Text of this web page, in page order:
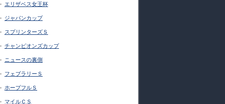
エリザベス女王杯
ジャパンカップ
スプリンターズＳ
チャンピオンズカップ
ニュースの裏側
フェブラリーＳ
ホープフルＳ
マイルＣＳ